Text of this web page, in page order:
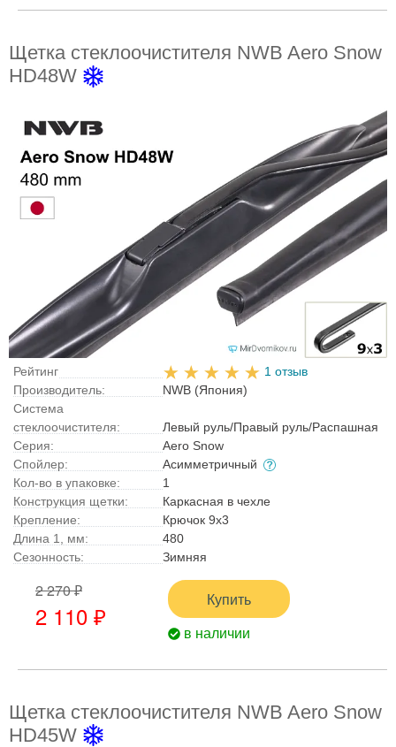
Щетка стеклоочистителя NWB Aero Snow
HD48W
Рейтинг
1 отзыв
Производитель:
NWB (Япония)
Система
стеклоочистителя:
Левый руль/Правый руль/Распашная
Серия:
Aero Snow
Спойлер:
Асимметричный
Кол-во в упаковке:
1
Конструкция щетки:
Каркасная в чехле
Крепление:
Крючок 9x3
Длина 1, мм:
480
Сезонность:
Зимняя
2 270 ₽
2 110 ₽
Купить
в наличии
Щетка стеклоочистителя NWB Aero Snow
HD45W